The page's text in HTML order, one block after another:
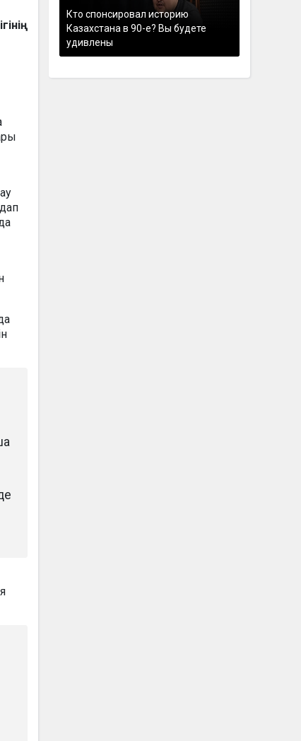
Кто спонсировал историю
Казахстана в 90-е? Вы будете
удивлены